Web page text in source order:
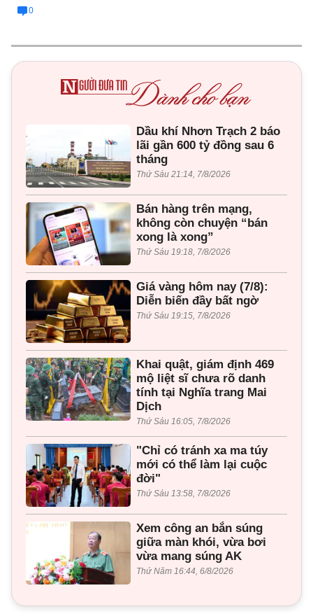
0
Dầu khí Nhơn Trạch 2 báo
lãi gần 600 tỷ đồng sau 6
tháng
Thứ Sáu 21:14, 7/8/2026
Bán hàng trên mạng,
không còn chuyện “bán
xong là xong”
Thứ Sáu 19:18, 7/8/2026
Giá vàng hôm nay (7/8):
Diễn biến đầy bất ngờ
Thứ Sáu 19:15, 7/8/2026
Khai quật, giám định 469
mộ liệt sĩ chưa rõ danh
tính tại Nghĩa trang Mai
Dịch
Thứ Sáu 16:05, 7/8/2026
"Chỉ có tránh xa ma túy
mới có thể làm lại cuộc
đời"
Thứ Sáu 13:58, 7/8/2026
Xem công an bắn súng
giữa màn khói, vừa bơi
vừa mang súng AK
Thứ Năm 16:44, 6/8/2026